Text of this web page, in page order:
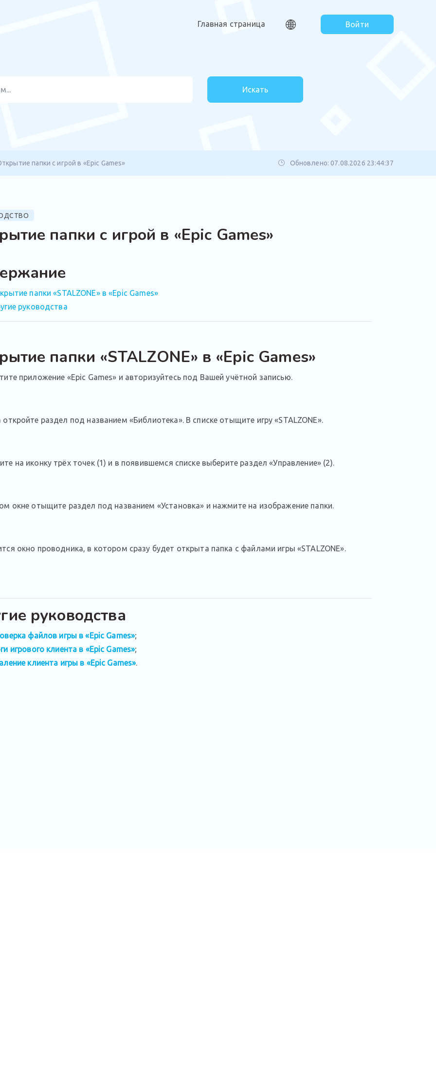
Главная страница Войти
Искать
папки с игрой в «Epic Games» Обновлено: 07.08.2026 23:44:37
папки с игрой в «Epic Games»
папки «STALZONE» в «Epic Games»
руководства
папки «STALZONE» в «Epic Games»
приложение «Epic Games» и авторизуйтесь под Вашей учётной записью.
раздел под названием «Библиотека». В списке отыщите игру «STALZONE».
на иконку трёх точек (1) и в появившемся списке выберите раздел «Управление» (2).
окне отыщите раздел под названием «Установка» и нажмите на изображение папки.
окно проводника, в котором сразу будет открыта папка с файлами игры «STALZONE».
руководства
файлов игры в «Epic Games»;
игрового клиента в «Epic Games»;
клиента игры в «Epic Games».